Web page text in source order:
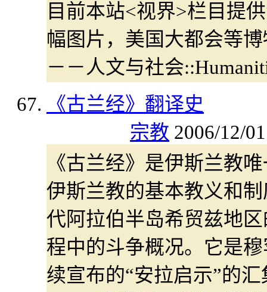
目前本站<视界>栏目提
幅图片，美国大都会等
－－人文与社会
《古兰经》翻译史
宗教 2006/12/
《古兰经》是伊斯兰教
伊斯兰教的基本教义和
代阿拉伯半岛希贸兹地
程中的斗争概况。它是
续宣布的“安拉启示”的